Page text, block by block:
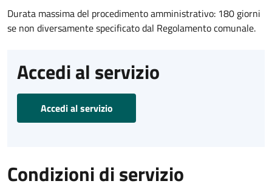
Durata massima del procedimento amministrativo: 180 giorni
se non diversamente specificato dal Regolamento comunale.
Accedi al servizio
Accedi al servizio
Condizioni di servizio